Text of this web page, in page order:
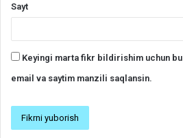
Sayt
Keyingi marta fikr bildirishim uchun
email va saytim manzili saqlansin.